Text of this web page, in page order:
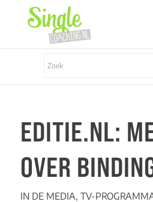
EDITIE.NL:
OVER
IN DE MEDIA, TV-